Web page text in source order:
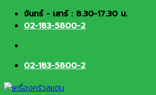
Skip จันทร์ - เสาร์ : 8.30-17.30 น.
02-183-5800-2
02-183-5800-2